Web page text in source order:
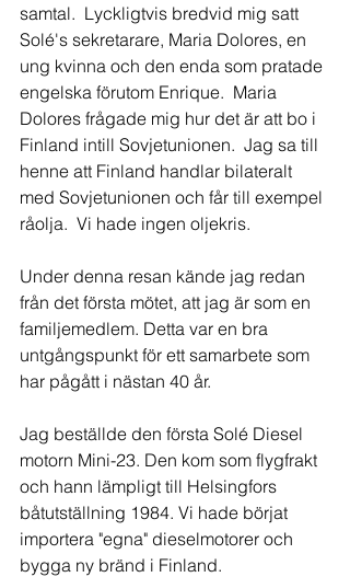
samtal.  Lyckligtvis bredvid mig satt
Solé's sekretarare, Maria Dolores, en
ung kvinna och den enda som pratade
engelska förutom Enrique.  Maria
Dolores frågade mig hur det är att bo i
Finland intill Sovjetunionen.  Jag sa till
henne att Finland handlar bilateralt
med Sovjetunionen och får till exempel
råolja.  Vi hade ingen oljekris.
Under denna resan kände jag redan
från det första mötet, att jag är som en
familjemedlem. Detta var en bra
untgångspunkt för ett samarbete som
har pågått i nästan 40 år.
Jag beställde den första Solé Diesel
motorn Mini-23. Den kom som flygfrakt
och hann lämpligt till Helsingfors
båtutställning 1984. Vi hade börjat
importera "egna" dieselmotorer och
bygga ny bränd i Finland.